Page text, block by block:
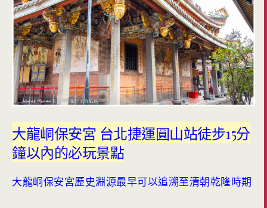
大龍峒保安宮 台北捷運圓山站徒步15分
鐘以內的必玩景點
大龍峒保安宮歷史淵源最早可以追溯至清朝乾隆時期